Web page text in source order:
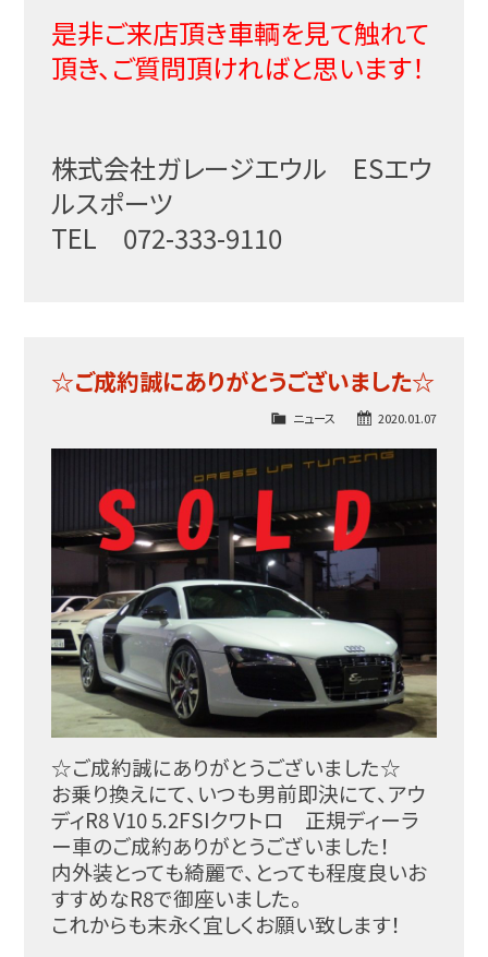
是非ご来店頂き車輌を見て触れて
頂き、ご質問頂ければと思います！
株式会社ガレージエウル ESエウ
ルスポーツ
TEL 072-333-9110
☆ご成約誠にありがとうございました☆
2020.01.07
ニュース
☆ご成約誠にありがとうございました☆
お乗り換えにて、いつも男前即決にて、アウ
ディR8 V10 5.2FSIクワトロ 正規ディーラ
ー車のご成約ありがとうございました！
内外装とっても綺麗で、とっても程度良いお
すすめなR8で御座いました。
これからも末永く宜しくお願い致します！